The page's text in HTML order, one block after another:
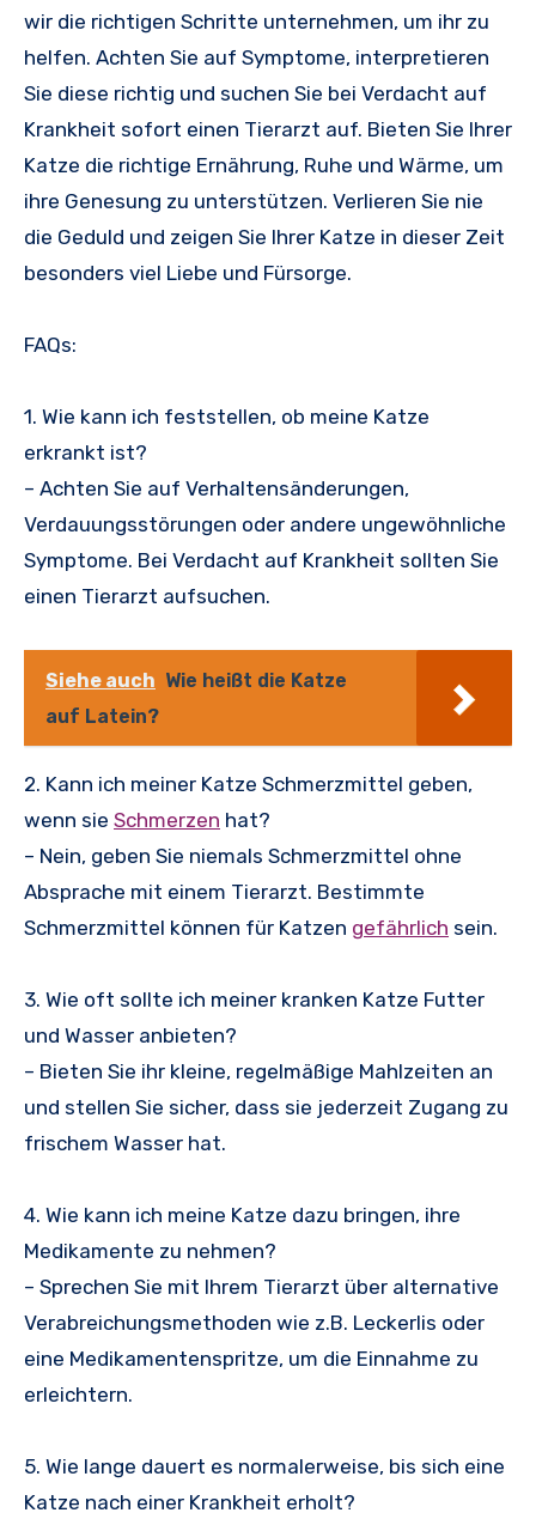
wir die richtigen Schritte unternehmen, um ihr zu
helfen. Achten Sie auf Symptome, interpretieren
Sie diese richtig und suchen Sie bei Verdacht auf
Krankheit sofort einen Tierarzt auf. Bieten Sie Ihrer
Katze die richtige Ernährung, Ruhe und Wärme, um
ihre Genesung zu unterstützen. Verlieren Sie nie
die Geduld und zeigen Sie Ihrer Katze in dieser Zeit
besonders viel Liebe und Fürsorge.
FAQs:
1. Wie kann ich feststellen, ob meine Katze
erkrankt ist?
– Achten Sie auf Verhaltensänderungen,
Verdauungsstörungen oder andere ungewöhnliche
Symptome. Bei Verdacht auf Krankheit sollten Sie
einen Tierarzt aufsuchen.
Siehe auch Wie heißt die Katze
auf Latein?
2. Kann ich meiner Katze Schmerzmittel geben,
wenn sie Schmerzen hat?
– Nein, geben Sie niemals Schmerzmittel ohne
Absprache mit einem Tierarzt. Bestimmte
Schmerzmittel können für Katzen gefährlich sein.
3. Wie oft sollte ich meiner kranken Katze Futter
und Wasser anbieten?
– Bieten Sie ihr kleine, regelmäßige Mahlzeiten an
und stellen Sie sicher, dass sie jederzeit Zugang zu
frischem Wasser hat.
4. Wie kann ich meine Katze dazu bringen, ihre
Medikamente zu nehmen?
– Sprechen Sie mit Ihrem Tierarzt über alternative
Verabreichungsmethoden wie z.B. Leckerlis oder
eine Medikamentenspritze, um die Einnahme zu
erleichtern.
5. Wie lange dauert es normalerweise, bis sich eine
Katze nach einer Krankheit erholt?